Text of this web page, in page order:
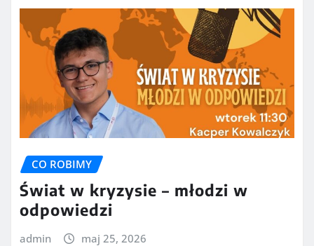
CO ROBIMY
Świat w kryzysie – młodzi w
odpowiedzi
admin maj 25, 2026